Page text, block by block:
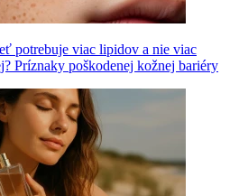
potrebuje viac lipidov a nie viac
Príznaky poškodenej kožnej bariéry